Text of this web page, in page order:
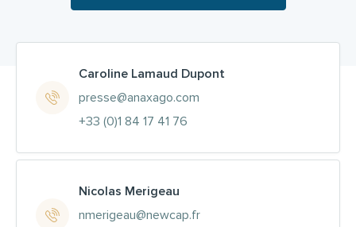
Caroline Lamaud Dupont
presse@anaxago.com
+33 (0)1 84 17 41 76
Nicolas Merigeau
nmerigeau@newcap.fr